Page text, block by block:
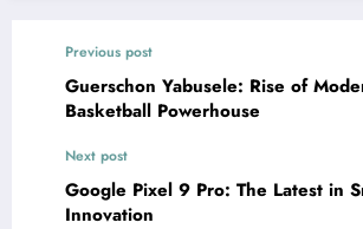
Previous post
Guerschon Yabusele: Rise of
Basketball Powerhouse
Next post
Google Pixel 9 Pro: The Latest in
Innovation